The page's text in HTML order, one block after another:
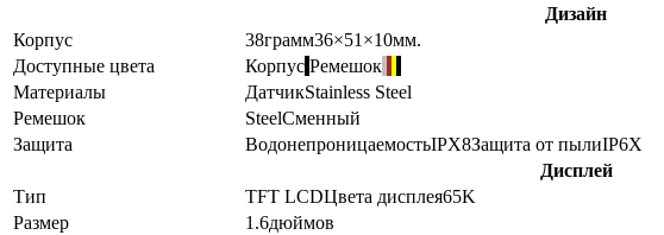
Дизайн
Корпус
38грамм36×51×10мм.
Доступные цвета
Корпус Ремешок
Материалы
ДатчикStainless Steel
Ремешок
SteelСменный
Защита
ВодонепроницаемостьIPX8Защита от пылиIP6X
Дисплей
Тип
TFT LCDЦвета дисплея65K
Размер
1.6дюймов